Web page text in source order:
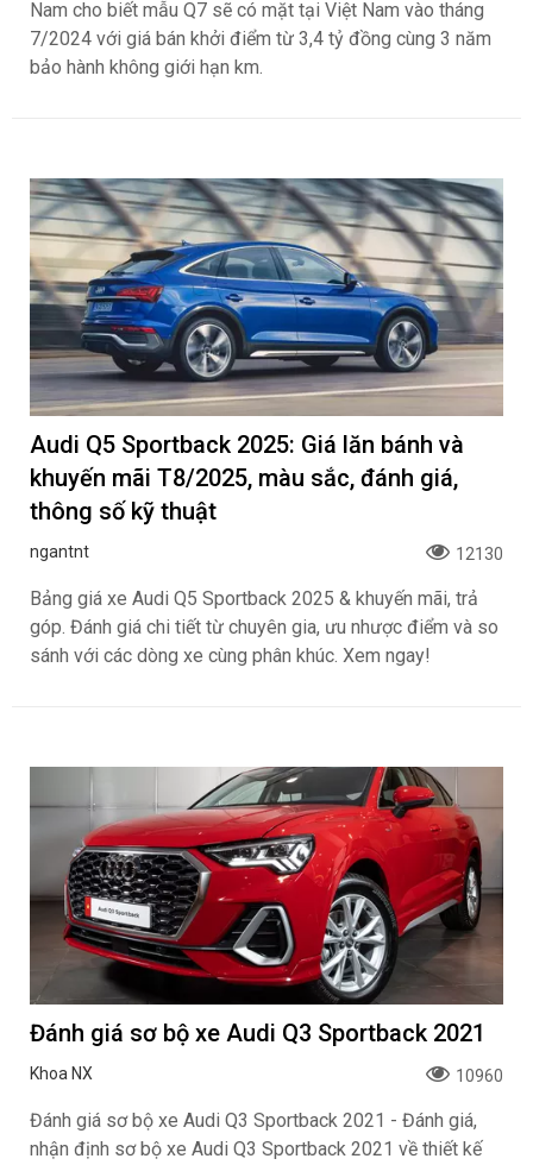
Nam cho biết mẫu Q7 sẽ có mặt tại Việt Nam vào tháng
7/2024 với giá bán khởi điểm từ 3,4 tỷ đồng cùng 3 năm
bảo hành không giới hạn km.
Audi Q5 Sportback 2025: Giá lăn bánh và
khuyến mãi T8/2025, màu sắc, đánh giá,
thông số kỹ thuật
ngantnt 12130
Bảng giá xe Audi Q5 Sportback 2025 & khuyến mãi, trả
góp. Đánh giá chi tiết từ chuyên gia, ưu nhược điểm và so
sánh với các dòng xe cùng phân khúc. Xem ngay!
Đánh giá sơ bộ xe Audi Q3 Sportback 2021
Khoa NX 10960
Đánh giá sơ bộ xe Audi Q3 Sportback 2021 - Đánh giá,
nhận định sơ bộ xe Audi Q3 Sportback 2021 về thiết kế